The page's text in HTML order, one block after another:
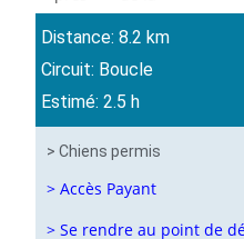
Distance: 8.2 km
Circuit: Boucle
Estimé: 2.5 h
> Chiens permis
> Accès Payant
> Se rendre au point de